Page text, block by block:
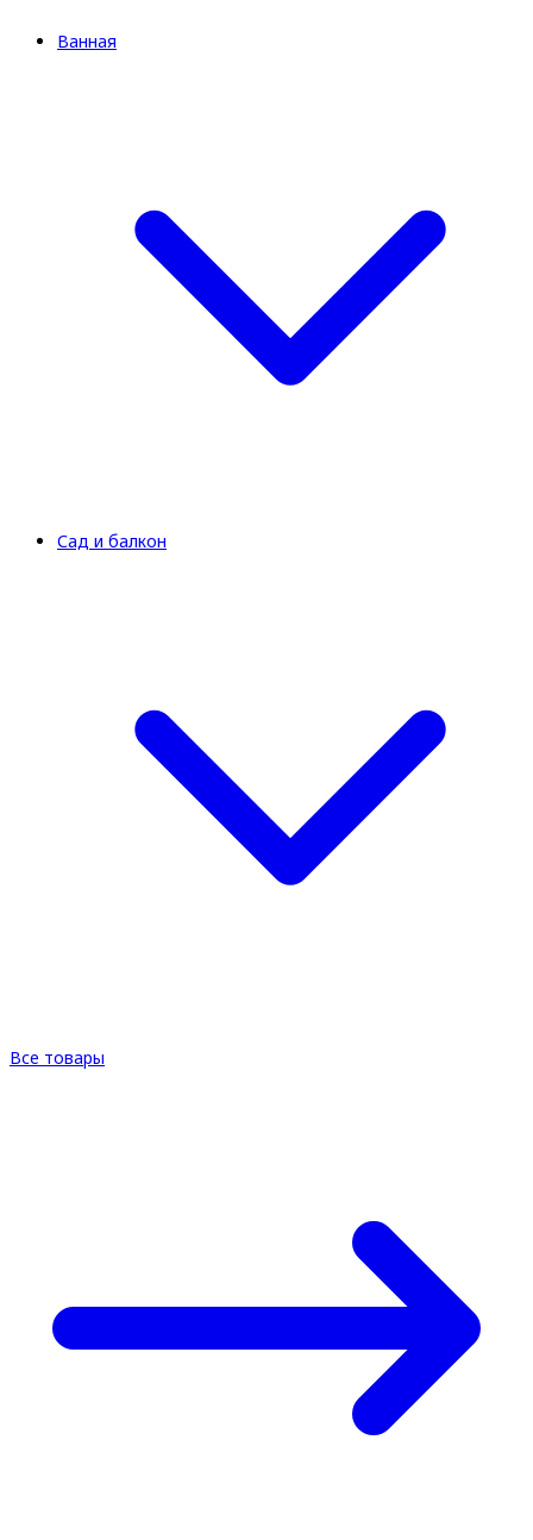
Ванная
Сад и балкон
Все товары